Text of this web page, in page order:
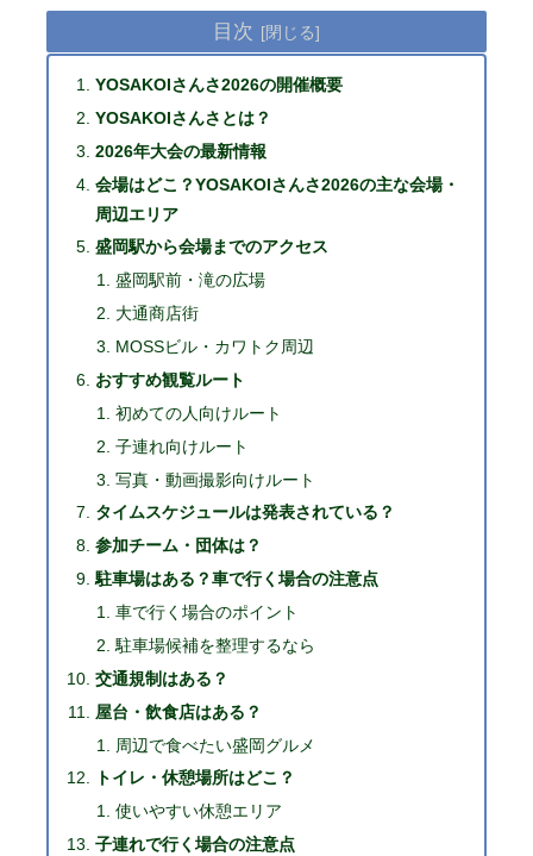
目次
YOSAKOIさんさ2026の開催概要
YOSAKOIさんさとは？
2026年大会の最新情報
会場はどこ？YOSAKOIさんさ2026の主な会場・
周辺エリア
盛岡駅から会場までのアクセス
盛岡駅前・滝の広場
大通商店街
MOSSビル・カワトク周辺
おすすめ観覧ルート
初めての人向けルート
子連れ向けルート
写真・動画撮影向けルート
タイムスケジュールは発表されている？
参加チーム・団体は？
駐車場はある？車で行く場合の注意点
車で行く場合のポイント
駐車場候補を整理するなら
交通規制はある？
屋台・飲食店はある？
周辺で食べたい盛岡グルメ
トイレ・休憩場所はどこ？
使いやすい休憩エリア
子連れで行く場合の注意点